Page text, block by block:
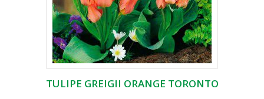
TULIPE GREIGII ORANGE TORONTO